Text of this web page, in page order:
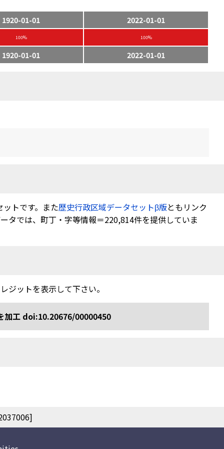
1920-01-01 2022-01-01
100% 100%
1920-01-01 2022-01-01
トです。また歴史行政区域データセットβ版ともリンク
タでは、町丁・字等情報＝220,814件を提供していま
ジットを表示して下さい。
加工 doi:10.20676/00000450